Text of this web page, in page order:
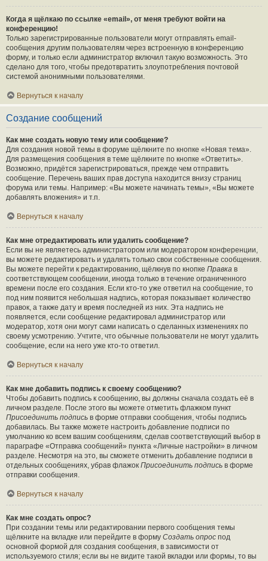
Когда я щёлкаю по ссылке «email», от меня требуют войти на
конференцию!
Только зарегистрированные пользователи могут отправлять email-
сообщения другим пользователям через встроенную в конференцию
форму, и только если администратор включил такую возможность. Это
сделано для того, чтобы предотвратить злоупотребления почтовой
системой анонимными пользователями.
Вернуться к началу
Создание сообщений
Как мне создать новую тему или сообщение?
Для создания новой темы в форуме щёлкните по кнопке «Новая тема».
Для размещения сообщения в теме щёлкните по кнопке «Ответить».
Возможно, придётся зарегистрироваться, прежде чем отправить
сообщение. Перечень ваших прав доступа находится внизу страниц
форума или темы. Например: «Вы можете начинать темы», «Вы можете
добавлять вложения» и т.п.
Вернуться к началу
Как мне отредактировать или удалить сообщение?
Если вы не являетесь администратором или модератором конференции,
вы можете редактировать и удалять только свои собственные сообщения.
Вы можете перейти к редактированию, щёлкнув по кнопке Правка в
соответствующем сообщении, иногда только в течение ограниченного
времени после его создания. Если кто-то уже ответил на сообщение, то
под ним появится небольшая надпись, которая показывает количество
правок, а также дату и время последней из них. Эта надпись не
появляется, если сообщение редактировал администратор или
модератор, хотя они могут сами написать о сделанных изменениях по
своему усмотрению. Учтите, что обычные пользователи не могут удалить
сообщение, если на него уже кто-то ответил.
Вернуться к началу
Как мне добавить подпись к своему сообщению?
Чтобы добавить подпись к сообщению, вы должны сначала создать её в
личном разделе. После этого вы можете отметить флажком пункт
Присоединить подпись в форме отправки сообщения, чтобы подпись
добавилась. Вы также можете настроить добавление подписи по
умолчанию ко всем вашим сообщениям, сделав соответствующий выбор в
параграфе «Отправка сообщений» пункта «Личные настройки» в личном
разделе. Несмотря на это, вы сможете отменить добавление подписи в
отдельных сообщениях, убрав флажок Присоединить подпись в форме
отправки сообщения.
Вернуться к началу
Как мне создать опрос?
При создании темы или редактировании первого сообщения темы
щёлкните на вкладке или перейдите в форму Создать опрос под
основной формой для создания сообщения, в зависимости от
используемого стиля; если вы не видите такой вкладки или формы, то вы